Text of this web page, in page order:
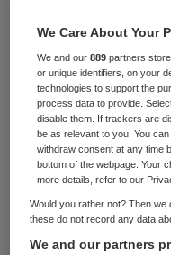
professionals uit
staan op 23 april
een topclass
de zorg, in
Nederlanders
Ze ondernemen
wisselend
de kracht: van
We Care About Your
We and our889 partners
or unique identifiers, on your
technologies to support the
process data to provide.
disable them. If trackers are
be as relevant to you. You
withdraw consent at any time
bottom of the webpage. Your
more details, refer to our
Would you rather not? Then we
these do not record any data
We and our partners